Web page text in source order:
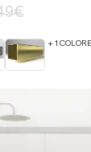
+ 1